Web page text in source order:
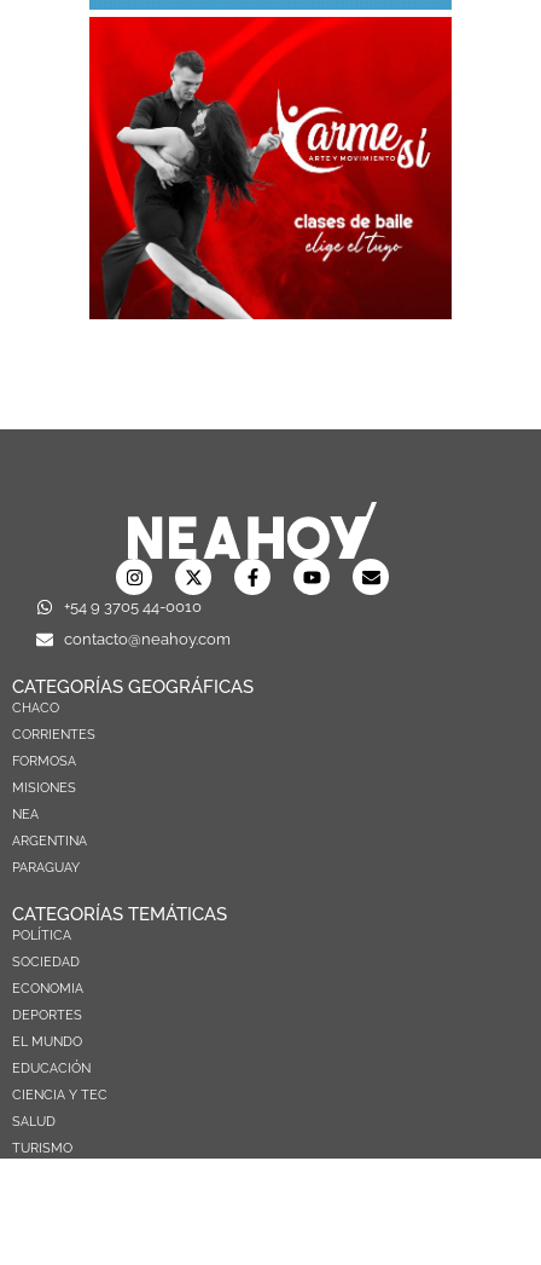
+54 9 3705 44-0010
contacto@neahoy.com
CATEGORÍAS GEOGRÁFICAS
CHACO
CORRIENTES
FORMOSA
MISIONES
NEA
ARGENTINA
PARAGUAY
CATEGORÍAS TEMÁTICAS
POLÍTICA
SOCIEDAD
ECONOMIA
DEPORTES
EL MUNDO
EDUCACIÓN
CIENCIA Y TEC
SALUD
TURISMO